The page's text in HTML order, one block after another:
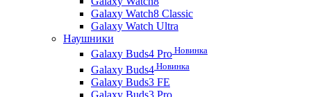
Galaxy Watch8 Classic
Galaxy Watch Ultra
Наушники
Galaxy Buds4 Pro Новинка
Galaxy Buds4 Новинка
Galaxy Buds3 FE
Galaxy Buds3 Pro